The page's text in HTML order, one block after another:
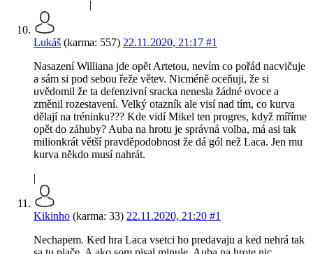
|
Lukáš (karma: 557) 22.11.2020, 21:17 #1
Nasazení Williana jde opět Artetou, nevím co pořád nacvičuje
a sám si pod sebou řeže větev. Nicméně oceňuji, že si
uvědomil že ta defenzivní sracka nenesla žádné ovoce a
změnil rozestavení. Velký otazník ale visí nad tím, co kurva
dělají na tréninku??? Kde vidí Mikel ten progres, když míříme
opět do záhuby? Auba na hrotu je správná volba, má asi tak
milionkrát větší pravděpodobnost že dá gól než Laca. Jen mu
kurva někdo musí nahrát.
|
Kikinho (karma: 33) 22.11.2020, 21:20 #1
Nechapem. Ked hra Laca vsetci ho predavaju a ked nehrá tak